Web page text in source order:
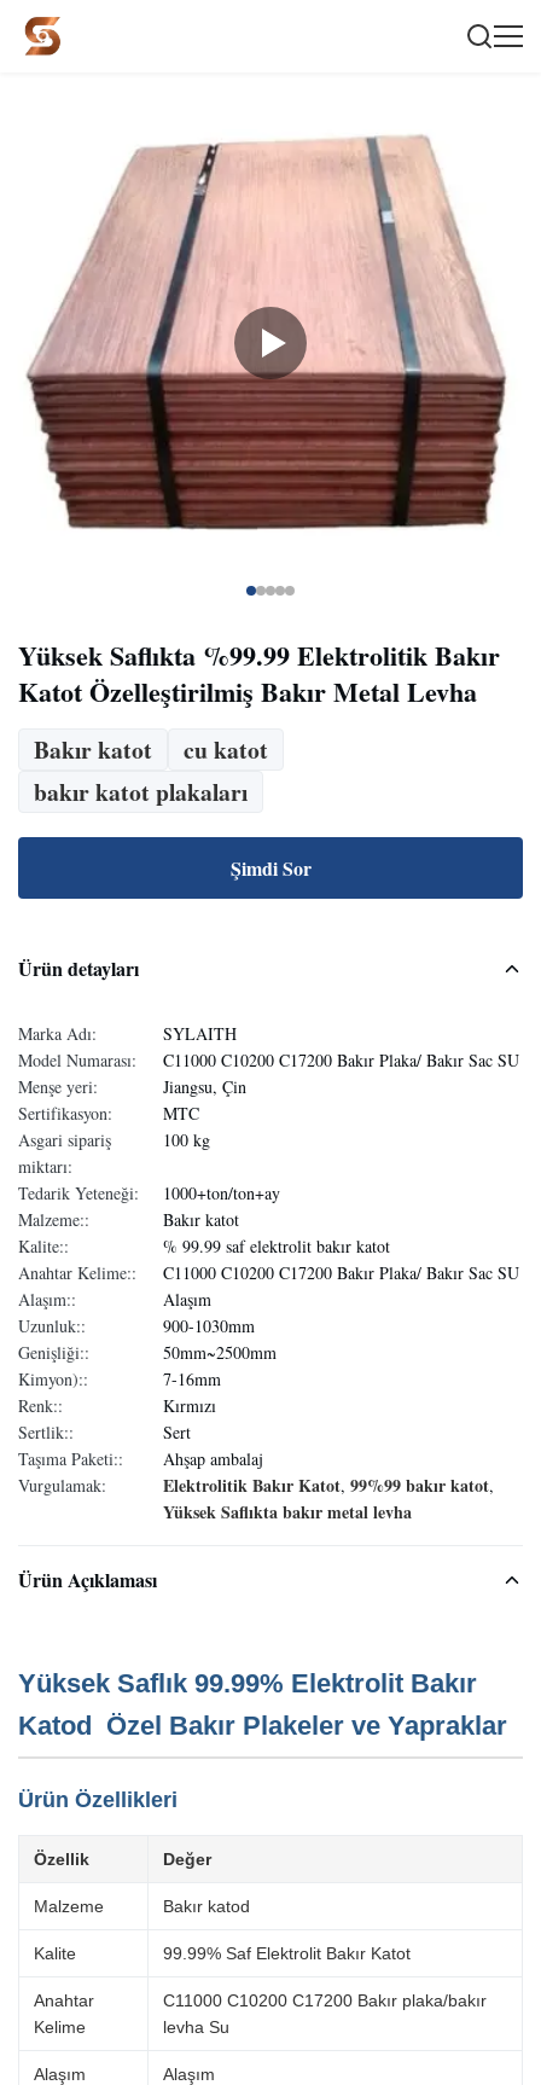
Yüksek Saflıkta %99.99 Elektrolitik Bakır
Katot Özelleştirilmiş Bakır Metal Levha
Bakır katot
cu katot
bakır katot plakaları
Şimdi Sor
Ürün detayları
Marka Adı:
SYLAITH
Model Numarası:
C11000 C10200 C17200 Bakır Plaka/ Bakır Sac SU
Menşe yeri:
Jiangsu, Çin
Sertifikasyon:
MTC
Asgari sipariş
miktarı:
100 kg
Tedarik Yeteneği:
1000+ton/ton+ay
Malzeme::
Bakır katot
Kalite::
% 99.99 saf elektrolit bakır katot
Anahtar Kelime::
C11000 C10200 C17200 Bakır Plaka/ Bakır Sac SU
Alaşım::
Alaşım
Uzunluk::
900-1030mm
Genişliği::
50mm~2500mm
Kimyon)::
7-16mm
Renk::
Kırmızı
Sertlik::
Sert
Taşıma Paketi::
Ahşap ambalaj
Vurgulamak:
Elektrolitik Bakır Katot, 99%99 bakır katot,
Yüksek Saflıkta bakır metal levha
Ürün Açıklaması
Yüksek Saflık 99.99% Elektrolit Bakır
Katod ️ Özel Bakır Plakeler ve Yapraklar
Ürün Özellikleri
Özellik Değer
Malzeme Bakır katod
Kalite 99.99% Saf Elektrolit Bakır Katot
Anahtar
Kelime
C11000 C10200 C17200 Bakır plaka/bakır
levha Su
Alaşım Alaşım